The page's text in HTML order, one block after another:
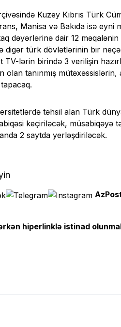
Kuzey Kıbrıs Türk
Manisa və Bakıda isə eyni
dəyərlərinə dair 12
digər türk dövlətlərinin bir
lərin birində 3 verilişin
olan tanınmış
təhsil alan Türk
keçiriləcək, müsabiqəyə
2 saytda yerləşdiriləcək.
hiperlinklə istinad